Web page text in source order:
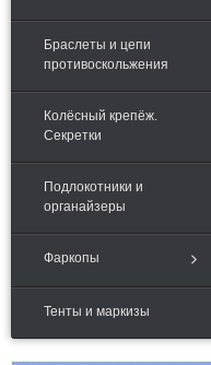
Браслеты и цепи
противоскольжения
Колёсный крепёж.
Секретки
Подлокотники и
органайзеры
Фаркопы
Тенты и маркизы